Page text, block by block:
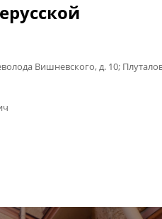
Вишневского, д. 10;